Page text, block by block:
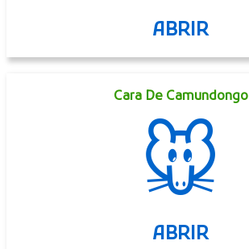
ABRIR
Cara De Camundongo
🐭
ABRIR